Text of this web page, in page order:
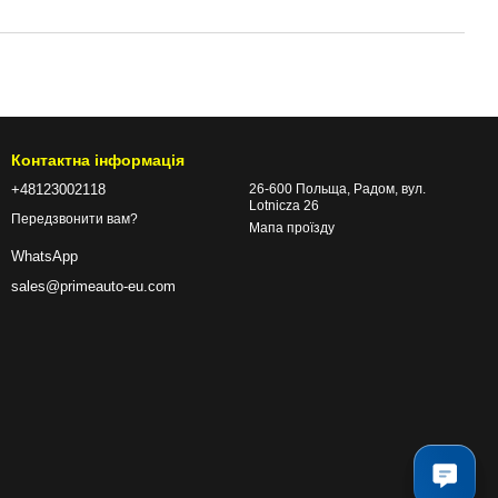
Контактна інформація
+48123002118
Передзвонити вам?
WhatsApp
sales@primeauto-eu.com
26-600 Польща, Радом, вул.
Lotnicza 26
Мапа проїзду